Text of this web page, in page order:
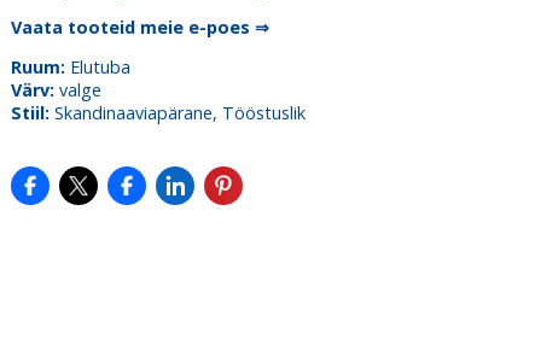
Vaata tooteid meie e-poes ⇒
Ruum:Elutuba
Värv:valge
Stiil:Skandinaaviapärane, Tööstuslik